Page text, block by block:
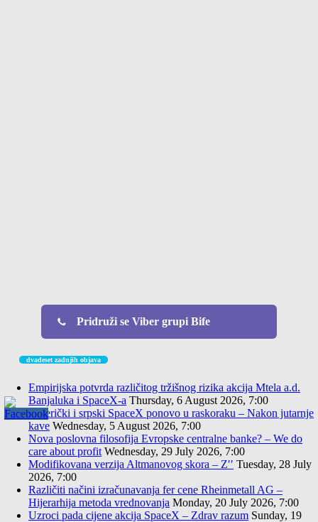
Pridruži se Viber grupi Bife
dvadeset zadnjih objava
Empirijska potvrda različitog tržišnog rizika akcija Mtela a.d.
Banjaluka i SpaceX-a Thursday, 6 August 2026, 7:00
Američki i srpski SpaceX ponovo u raskoraku – Nakon jutarnje
kave Wednesday, 5 August 2026, 7:00
Nova poslovna filosofija Evropske centralne banke? – We do
care about profit Wednesday, 29 July 2026, 7:00
Modifikovana verzija Altmanovog skora – Z′′ Tuesday, 28 July
2026, 7:00
Različiti načini izračunavanja fer cene Rheinmetall AG –
Hijerarhija metoda vrednovanja Monday, 20 July 2026, 7:00
Uzroci pada cijene akcija SpaceX – Zdrav razum Sunday, 19